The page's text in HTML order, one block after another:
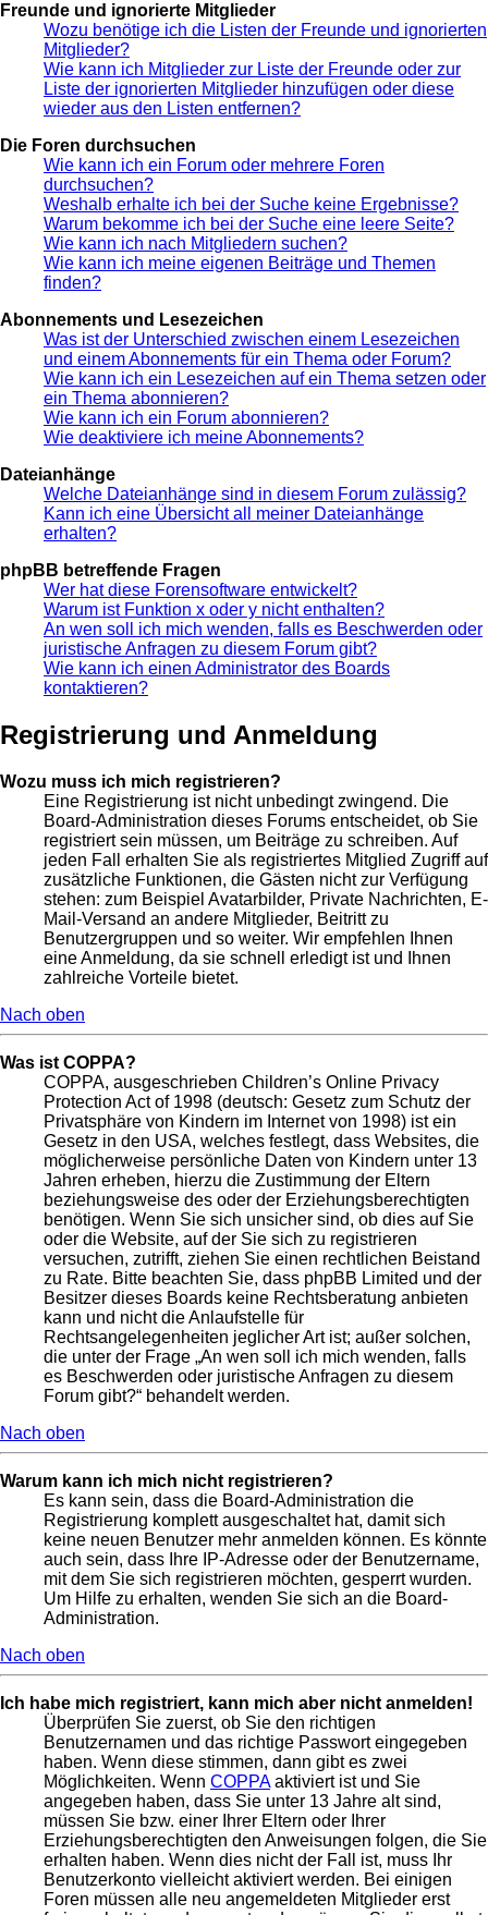
Freunde und ignorierte Mitglieder
Wozu benötige ich die Listen der Freunde und ignorierten
Mitglieder?
Wie kann ich Mitglieder zur Liste der Freunde oder zur
Liste der ignorierten Mitglieder hinzufügen oder diese
wieder aus den Listen entfernen?
Die Foren durchsuchen
Wie kann ich ein Forum oder mehrere Foren
durchsuchen?
Weshalb erhalte ich bei der Suche keine Ergebnisse?
Warum bekomme ich bei der Suche eine leere Seite?
Wie kann ich nach Mitgliedern suchen?
Wie kann ich meine eigenen Beiträge und Themen
finden?
Abonnements und Lesezeichen
Was ist der Unterschied zwischen einem Lesezeichen
und einem Abonnements für ein Thema oder Forum?
Wie kann ich ein Lesezeichen auf ein Thema setzen oder
ein Thema abonnieren?
Wie kann ich ein Forum abonnieren?
Wie deaktiviere ich meine Abonnements?
Dateianhänge
Welche Dateianhänge sind in diesem Forum zulässig?
Kann ich eine Übersicht all meiner Dateianhänge
erhalten?
phpBB betreffende Fragen
Wer hat diese Forensoftware entwickelt?
Warum ist Funktion x oder y nicht enthalten?
An wen soll ich mich wenden, falls es Beschwerden oder
juristische Anfragen zu diesem Forum gibt?
Wie kann ich einen Administrator des Boards
kontaktieren?
Registrierung und Anmeldung
Wozu muss ich mich registrieren?
Eine Registrierung ist nicht unbedingt zwingend. Die
Board-Administration dieses Forums entscheidet, ob Sie
registriert sein müssen, um Beiträge zu schreiben. Auf
jeden Fall erhalten Sie als registriertes Mitglied Zugriff auf
zusätzliche Funktionen, die Gästen nicht zur Verfügung
stehen: zum Beispiel Avatarbilder, Private Nachrichten, E-
Mail-Versand an andere Mitglieder, Beitritt zu
Benutzergruppen und so weiter. Wir empfehlen Ihnen
eine Anmeldung, da sie schnell erledigt ist und Ihnen
zahlreiche Vorteile bietet.
Nach oben
Was ist COPPA?
COPPA, ausgeschrieben Children’s Online Privacy
Protection Act of 1998 (deutsch: Gesetz zum Schutz der
Privatsphäre von Kindern im Internet von 1998) ist ein
Gesetz in den USA, welches festlegt, dass Websites, die
möglicherweise persönliche Daten von Kindern unter 13
Jahren erheben, hierzu die Zustimmung der Eltern
beziehungsweise des oder der Erziehungsberechtigten
benötigen. Wenn Sie sich unsicher sind, ob dies auf Sie
oder die Website, auf der Sie sich zu registrieren
versuchen, zutrifft, ziehen Sie einen rechtlichen Beistand
zu Rate. Bitte beachten Sie, dass phpBB Limited und der
Besitzer dieses Boards keine Rechtsberatung anbieten
kann und nicht die Anlaufstelle für
Rechtsangelegenheiten jeglicher Art ist; außer solchen,
die unter der Frage „An wen soll ich mich wenden, falls
es Beschwerden oder juristische Anfragen zu diesem
Forum gibt?“ behandelt werden.
Nach oben
Warum kann ich mich nicht registrieren?
Es kann sein, dass die Board-Administration die
Registrierung komplett ausgeschaltet hat, damit sich
keine neuen Benutzer mehr anmelden können. Es könnte
auch sein, dass Ihre IP-Adresse oder der Benutzername,
mit dem Sie sich registrieren möchten, gesperrt wurden.
Um Hilfe zu erhalten, wenden Sie sich an die Board-
Administration.
Nach oben
Ich habe mich registriert, kann mich aber nicht anmelden!
Überprüfen Sie zuerst, ob Sie den richtigen
Benutzernamen und das richtige Passwort eingegeben
haben. Wenn diese stimmen, dann gibt es zwei
Möglichkeiten. Wenn COPPAaktiviert ist und Sie
angegeben haben, dass Sie unter 13 Jahre alt sind,
müssen Sie bzw. einer Ihrer Eltern oder Ihrer
Erziehungsberechtigten den Anweisungen folgen, die Sie
erhalten haben. Wenn dies nicht der Fall ist, muss Ihr
Benutzerkonto vielleicht aktiviert werden. Bei einigen
Foren müssen alle neu angemeldeten Mitglieder erst